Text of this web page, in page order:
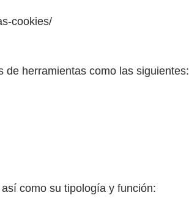
cookies/
herramientas como las siguientes:
como su tipología y función: